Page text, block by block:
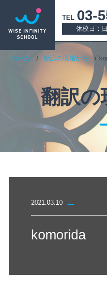
TEL 03-
休校日：
ホーム 翻訳の現場から
翻訳の
2021.03.10
komorida